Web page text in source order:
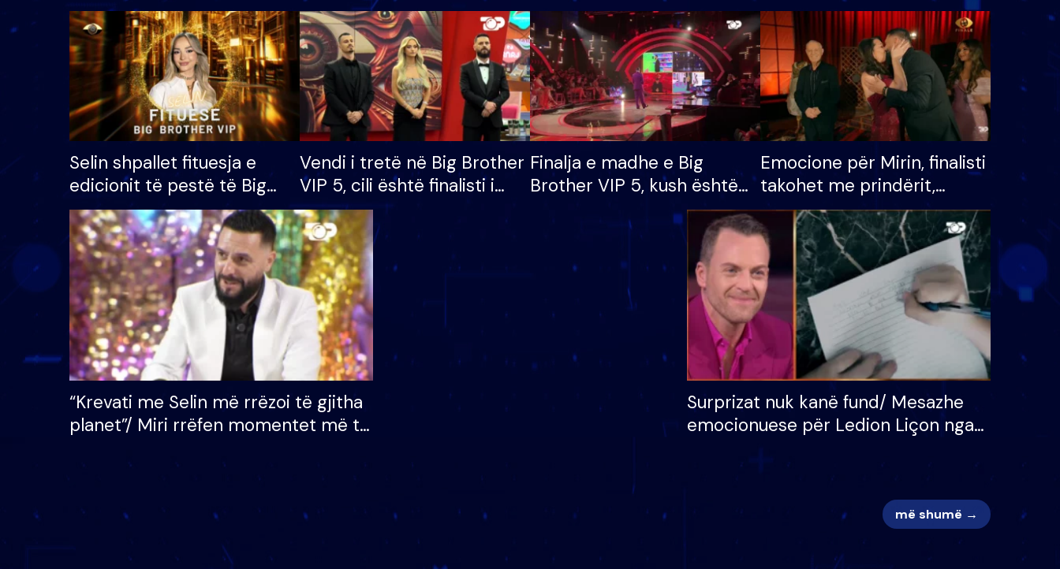
Selin shpallet fituesja e
edicionit të pestë të Big
Brother VIP, rrëmben
çmimin e madh prej 100
mijë eurosh
Vendi i tretë në Big Brother
VIP 5, cili është finalisti i
radhës që lë shtëpinë
Finalja e madhe e Big
Brother VIP 5, kush është
banori i parë që lë shtëpinë
dhe humb mundësinë për
të fituar çmimin e madh
Emocione për Mirin, finalisti
takohet me prindërit,
vajzën dhe bashkëshorten:
S’kemi ndonjë letër divorci
apo jo?
“Krevati me Selin më rrëzoi të gjitha
planet”/ Miri rrëfen momentet më të
mungojë zilja e mëngjesit kur…
Surprizat nuk kanë fund/ Mesazhe
emocionuese për Ledion Liçon nga
më shumë →